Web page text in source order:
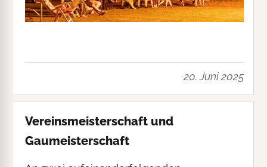
20. Juni 2025
Vereinsmeisterschaft und
Gaumeisterschaft